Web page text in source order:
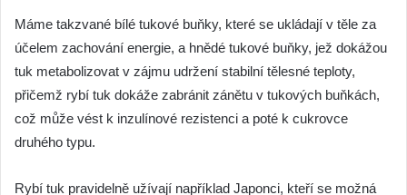
Potřebujete se zbavit tuků? Pak vyzkoušejte složku, která
předcházet kardiovaskulárním chorobám, rakovině či